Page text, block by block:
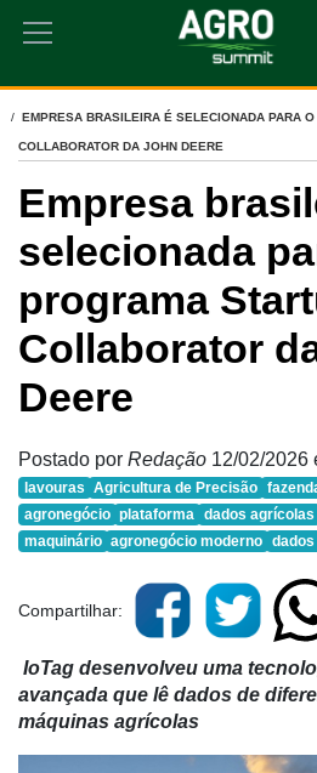
HOME
EMPRESA BRASILEIRA É SELECIONADA PARA
COLLABORATOR DA JOHN DEERE
Empresa
selecionada
programa
Collaborator
Deere
Postado por Redação 12/02/2026
lavouras Agricultura de Precisão
agronegócio plataforma dados agrícolas
maquinário agronegócio moderno dados
Compartilhar:
IoTag desenvolveu uma
avançada que lê dados de
máquinas agrícolas